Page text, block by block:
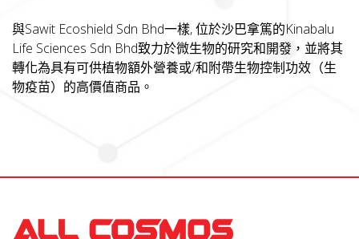
與Sawit Ecoshield Sdn Bhd一樣, 位於沙巴拿篤的Kinabalu
Life Sciences Sdn Bhd致力於微生物的研究和開發，並將其
轉化為具有可供植物額外營養或/和附帶生物控制功效（生
物疫苗）的高價值商品。